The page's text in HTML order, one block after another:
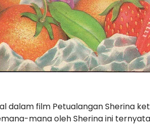
dalam film Petualangan Sherina
mana oleh Sherina ini